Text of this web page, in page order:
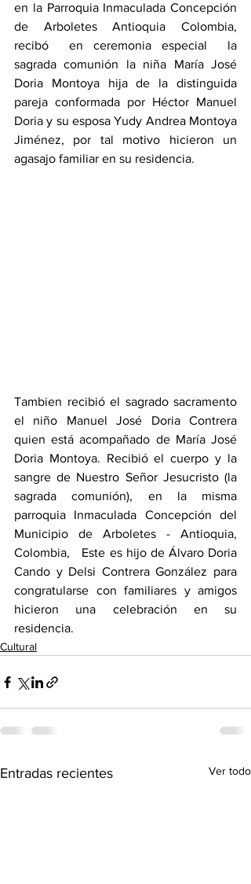
en la Parroquia Inmaculada Concepción
de Arboletes Antioquia Colombia,
recibó  en ceremonia especial  la
sagrada comunión la niña María José
Doria Montoya hija de la distinguida
pareja conformada por Héctor Manuel
Doria y su esposa Yudy Andrea Montoya
Jiménez, por tal motivo hicieron un
agasajo familiar en su residencia.
Tambien recibió el sagrado sacramento
el niño Manuel José Doria Contrera
quien está acompañado de María José
Doria Montoya. Recibió el cuerpo y la
sangre de Nuestro Señor Jesucristo (la
sagrada comunión), en la misma
parroquia Inmaculada Concepción del
Municipio de Arboletes - Antioquia,
Colombia,   Este es hijo de Álvaro Doria
Cando y Delsi Contrera González para
congratularse con familiares y amigos
hicieron una celebración en su
residencia.
Cultural
Entradas recientes Ver todo